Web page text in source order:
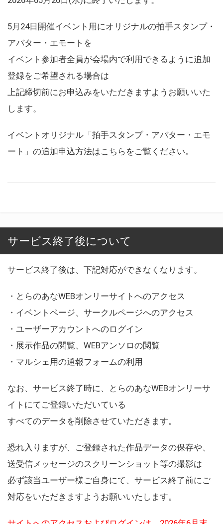
5月24日開催イベント用にオリジナルの拍手スタンプ・
アバター・エモートを
イベント参加者全員が会場内で利用できるように追加
登録をご希望される場合は
上記締切前にお申込みをいただきますようお願いいた
します。
イベントオリジナル「拍手スタンプ・アバター・エモ
ート」の追加申込方法はこちら をご覧ください。
サービス終了後について
サービス終了後は、下記対応ができなくなります。
・とらのあなWEBオンリーサイトへのアクセス
・イベントページ、サークルページへのアクセス
・ユーザーアカウントへのログイン
・展示作品の閲覧、WEBアンソロの閲覧
・マルシェ用の通報フォームの利用
なお、サービス終了時に、とらのあなWEBオンリーサ
イトにてご登録いただいている
すべてのデータを削除させていただきます。
恐れ入りますが、ご登録された作品データの保存や、
送受信メッセージのスクリーンショット等の撮影は
必ず該当ユーザー様ご自身にて、サービス終了前にご
対応をいただきますようお願いいたします。